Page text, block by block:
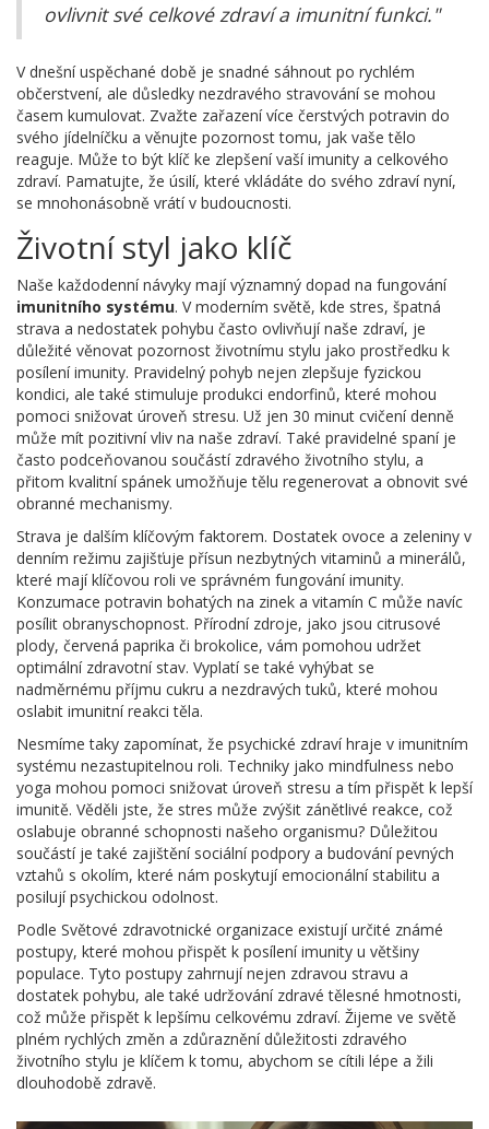
ovlivnit své celkové zdraví a imunitní funkci."
V dnešní uspěchané době je snadné sáhnout po rychlém
občerstvení, ale důsledky nezdravého stravování se mohou
časem kumulovat. Zvažte zařazení více čerstvých potravin do
svého jídelníčku a věnujte pozornost tomu, jak vaše tělo
reaguje. Může to být klíč ke zlepšení vaší imunity a celkového
zdraví. Pamatujte, že úsilí, které vkládáte do svého zdraví nyní,
se mnohonásobně vrátí v budoucnosti.
Životní styl jako klíč
Naše každodenní návyky mají významný dopad na fungování
imunitního systému. V moderním světě, kde stres, špatná
strava a nedostatek pohybu často ovlivňují naše zdraví, je
důležité věnovat pozornost životnímu stylu jako prostředku k
posílení imunity. Pravidelný pohyb nejen zlepšuje fyzickou
kondici, ale také stimuluje produkci endorfinů, které mohou
pomoci snižovat úroveň stresu. Už jen 30 minut cvičení denně
může mít pozitivní vliv na naše zdraví. Také pravidelné spaní je
často podceňovanou součástí zdravého životního stylu, a
přitom kvalitní spánek umožňuje tělu regenerovat a obnovit své
obranné mechanismy.
Strava je dalším klíčovým faktorem. Dostatek ovoce a zeleniny v
denním režimu zajišťuje přísun nezbytných vitaminů a minerálů,
které mají klíčovou roli ve správném fungování imunity.
Konzumace potravin bohatých na zinek a vitamín C může navíc
posílit obranyschopnost. Přírodní zdroje, jako jsou citrusové
plody, červená paprika či brokolice, vám pomohou udržet
optimální zdravotní stav. Vyplatí se také vyhýbat se
nadměrnému příjmu cukru a nezdravých tuků, které mohou
oslabit imunitní reakci těla.
Nesmíme taky zapomínat, že psychické zdraví hraje v imunitním
systému nezastupitelnou roli. Techniky jako mindfulness nebo
yoga mohou pomoci snižovat úroveň stresu a tím přispět k lepší
imunitě. Věděli jste, že stres může zvýšit zánětlivé reakce, což
oslabuje obranné schopnosti našeho organismu? Důležitou
součástí je také zajištění sociální podpory a budování pevných
vztahů s okolím, které nám poskytují emocionální stabilitu a
posilují psychickou odolnost.
Podle Světové zdravotnické organizace existují určité známé
postupy, které mohou přispět k posílení imunity u většiny
populace. Tyto postupy zahrnují nejen zdravou stravu a
dostatek pohybu, ale také udržování zdravé tělesné hmotnosti,
což může přispět k lepšímu celkovému zdraví. Žijeme ve světě
plném rychlých změn a zdůraznění důležitosti zdravého
životního stylu je klíčem k tomu, abychom se cítili lépe a žili
dlouhodobě zdravě.